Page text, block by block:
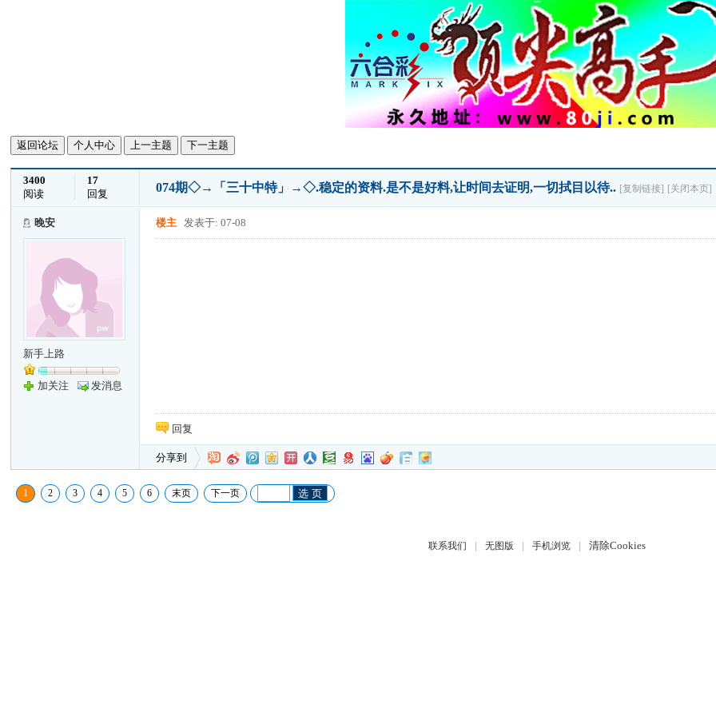
返回论坛 个人中心 上一主题 下一主题
3400
阅读
17
回复
074期◇→「三十中特」→◇.稳定的资料.是不是好料,让时间去证明,一切拭目以待.. [复制链接] [关闭本页]
晚安
新手上路
加关注 发消息
楼主 发表于: 07-08
回复
分享到
1 2 3 4 5 6 末页 下一页 选 页
联系我们 | 无图版 | 手机浏览 | 清除Cookies